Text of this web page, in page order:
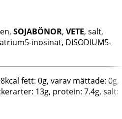
SOJABÖNOR, VETE, salt,
inosinat, DISODIUM5-
fett: 0g, varav mättade: 0g,
13g, protein: 7.4g, salt: